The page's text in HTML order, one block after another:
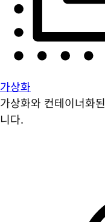
가상화
가상화와 컨테이너화
니다.